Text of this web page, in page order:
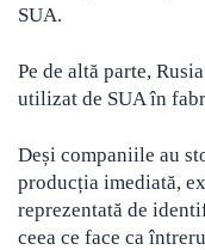
SUA.
Pe de altă parte,
utilizat de SUA în
Deși companiile au
producția imediată,
reprezentată de
ceea ce face ca